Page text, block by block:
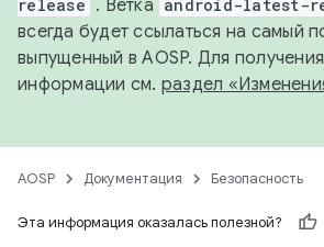
release . Ветка android-latest-
всегда будет ссылаться на самый
выпущенный в AOSP. Для
информации см. раздел
AOSP Документация Безопасность
Эта информация оказалась полезной?